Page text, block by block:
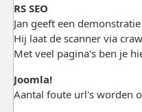
RS SEO
Jan geeft een
Hij laat de scanner via
Met veel pagina's ben je
Joomla!
Aantal foute url's worden